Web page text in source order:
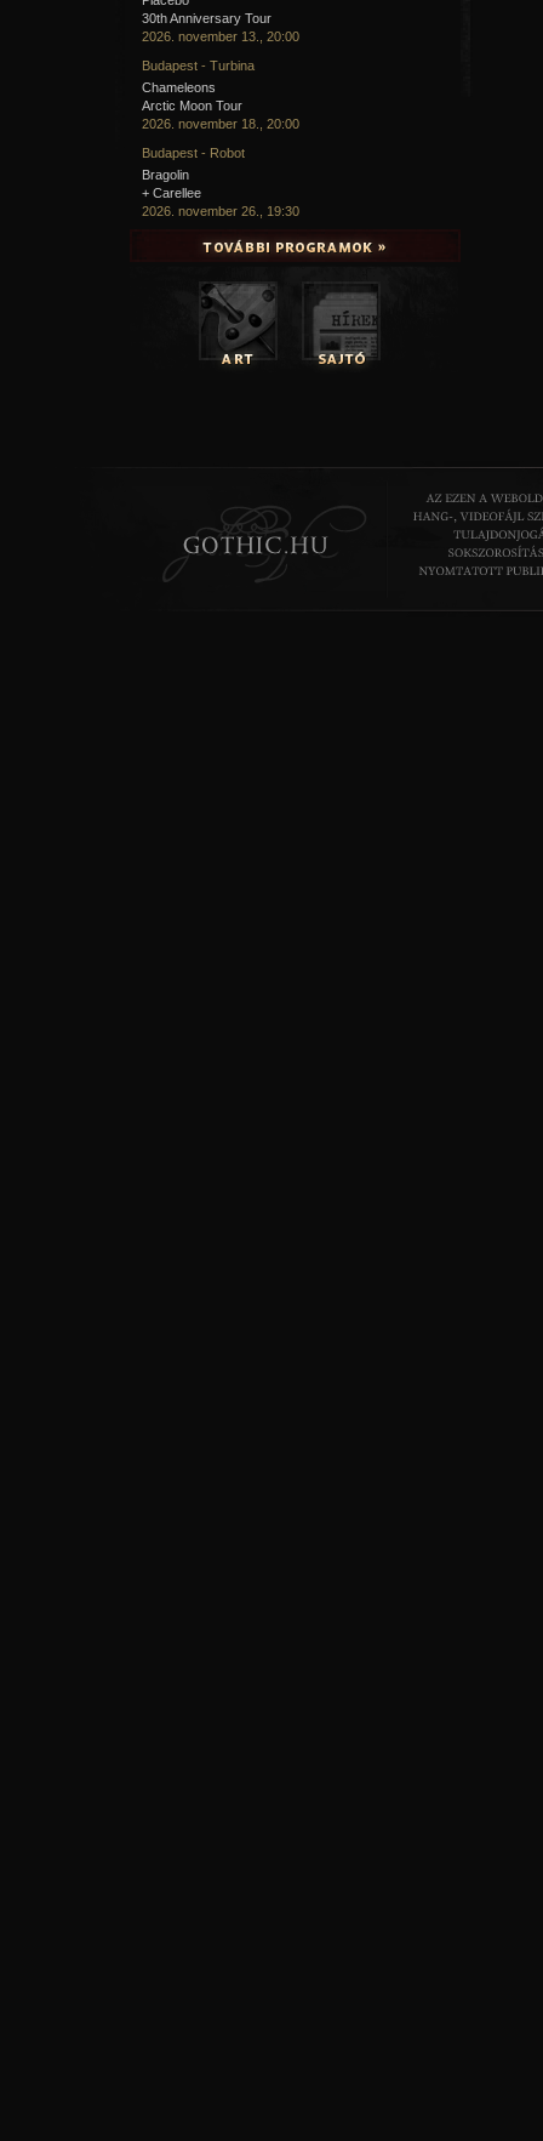
30th Anniversary Tour
2026. november 13., 20:00
Budapest - Turbina
Chameleons
Arctic Moon Tour
2026. november 18., 20:00
Budapest - Robot
Bragolin
+ Carellee
2026. november 26., 19:30